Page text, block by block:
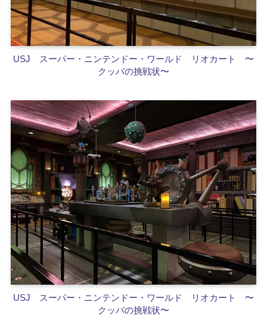
USJ スーパー・ニンテンドー・ワールド
リオカート 〜
クッパの挑戦状〜
USJ スーパー・ニンテンドー・ワールド
リオカート 〜
クッパの挑戦状〜